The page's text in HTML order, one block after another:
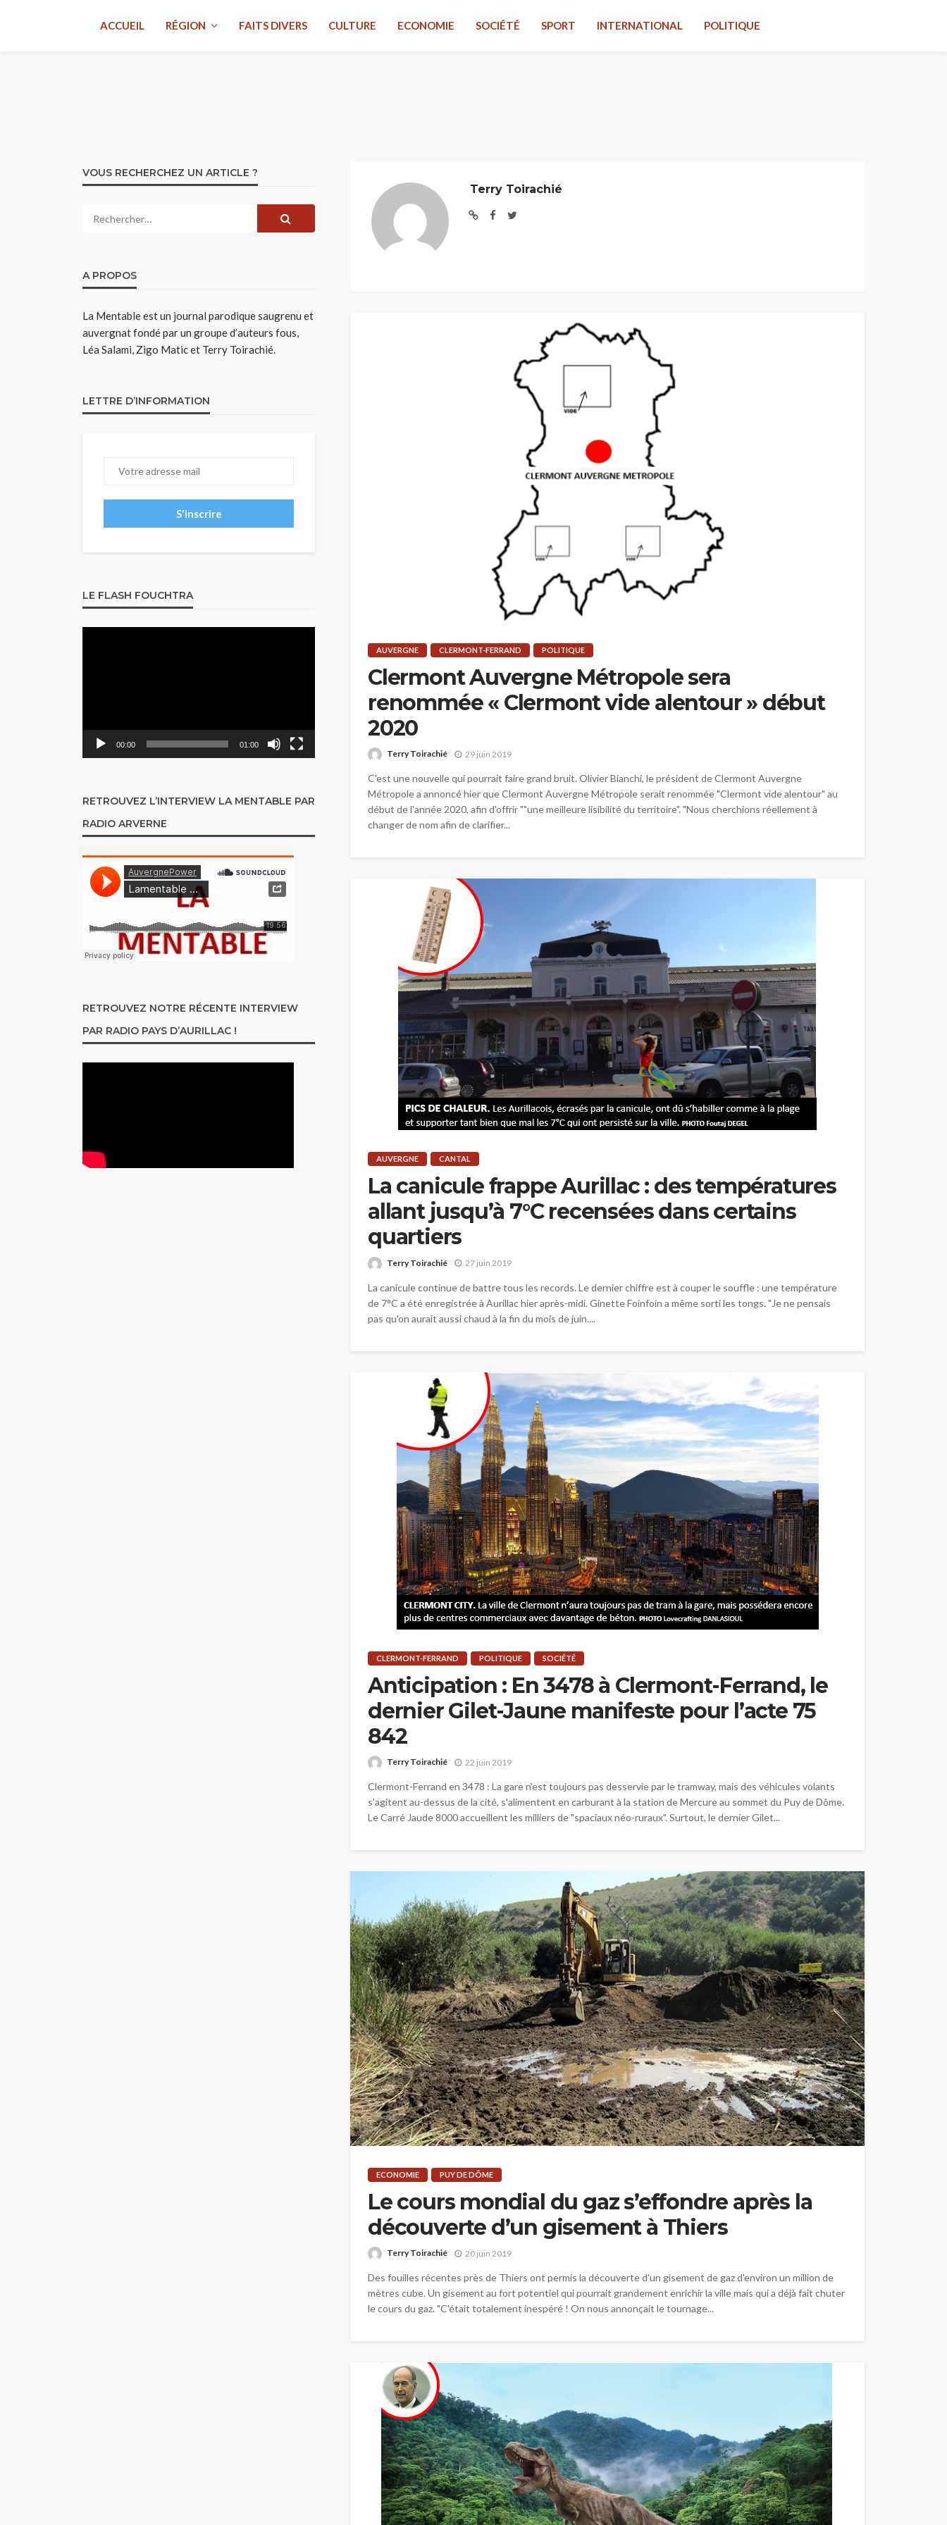
ACCUEIL RÉGION FAITS DIVERS CULTURE ECONOMIE SOCIÉTÉ SPORT INTERNATIONAL POLITIQUE
Terry Toirachié
AUVERGNE CLERMONT-FERRAND POLITIQUE
Clermont Auvergne Métropole sera
renommée « Clermont vide alentour » début
2020
Terry Toirachié 29 juin 2019
C'est une nouvelle qui pourrait faire grand bruit. Olivier Bianchi, le président de Clermont Auvergne
Métropole a annoncé hier que Clermont Auvergne Métropole serait renommée "Clermont vide alentour" au
début de l'année 2020, afin d'offrir ""une meilleure lisibilité du territoire". "Nous cherchions réellement à
changer de nom afin de clarifier...
AUVERGNE CANTAL
La canicule frappe Aurillac : des températures
allant jusqu’à 7°C recensées dans certains
quartiers
Terry Toirachié 27 juin 2019
La canicule continue de battre tous les records. Le dernier chiffre est à couper le souffle : une température
de 7°C a été enregistrée à Aurillac hier après-midi. Ginette Foinfoin a même sorti les tongs. "Je ne pensais
pas qu'on aurait aussi chaud à la fin du mois de juin....
CLERMONT-FERRAND POLITIQUE SOCIÉTÉ
Anticipation : En 3478 à Clermont-Ferrand, le
dernier Gilet-Jaune manifeste pour l’acte 75
842
Terry Toirachié 22 juin 2019
Clermont-Ferrand en 3478 : La gare n'est toujours pas desservie par le tramway, mais des véhicules volants
s'agitent au-dessus de la cité, s'alimentent en carburant à la station de Mercure au sommet du Puy de Dôme.
Le Carré Jaude 8000 accueillent les milliers de "spaciaux néo-ruraux". Surtout, le dernier Gilet...
ECONOMIE PUY DE DÔME
Le cours mondial du gaz s’effondre après la
découverte d’un gisement à Thiers
Terry Toirachié 20 juin 2019
Des fouilles récentes près de Thiers ont permis la découverte d'un gisement de gaz d'environ un million de
mètres cube. Un gisement au fort potentiel qui pourrait grandement enrichir la ville mais qui a déjà fait chuter
le cours du gaz. "C'était totalement inespéré ! On nous annonçait le tournage...
VOUS RECHERCHEZ UN ARTICLE ?
A PROPOS
La Mentable est un journal parodique saugrenu et
auvergnat fondé par un groupe d’auteurs fous,
Léa Salami, Zigo Matic et Terry Toirachié.
LETTRE D’INFORMATION
LE FLASH FOUCHTRA
00:00 01:00
RETROUVEZ L’INTERVIEW LA MENTABLE PAR
RADIO ARVERNE
RETROUVEZ NOTRE RÉCENTE INTERVIEW
PAR RADIO PAYS D’AURILLAC !